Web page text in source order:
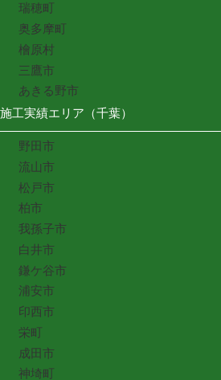
瑞穂町
奥多摩町
檜原村
三鷹市
あきる野市
施工実績エリア（千葉）
野田市
流山市
松戸市
柏市
我孫子市
白井市
鎌ケ谷市
浦安市
印西市
栄町
成田市
神埼町